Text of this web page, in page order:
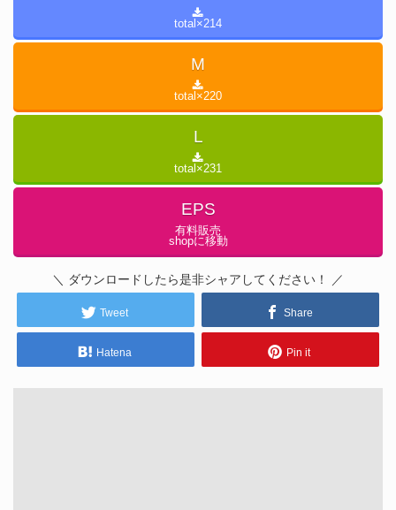
total×214
M
total×220
L
total×231
EPS
有料販売
shopに移動
＼ ダウンロードしたら是非シャアしてください！ ／
Tweet Share
Hatena Pin it